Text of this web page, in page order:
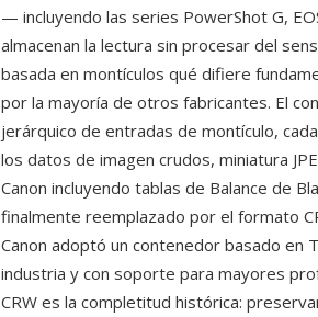
— incluyendo las series PowerShot G,
almacenan la lectura sin procesar del
basada en montículos qué difiere
por la mayoría de otros fabricantes. El
jerárquico de entradas de montículo,
los datos de imagen crudos, miniatura
Canon incluyendo tablas de Balance de
finalmente reemplazado por el formato
Canon adoptó un contenedor basado en
industria y con soporte para mayores
CRW es la completitud histórica: